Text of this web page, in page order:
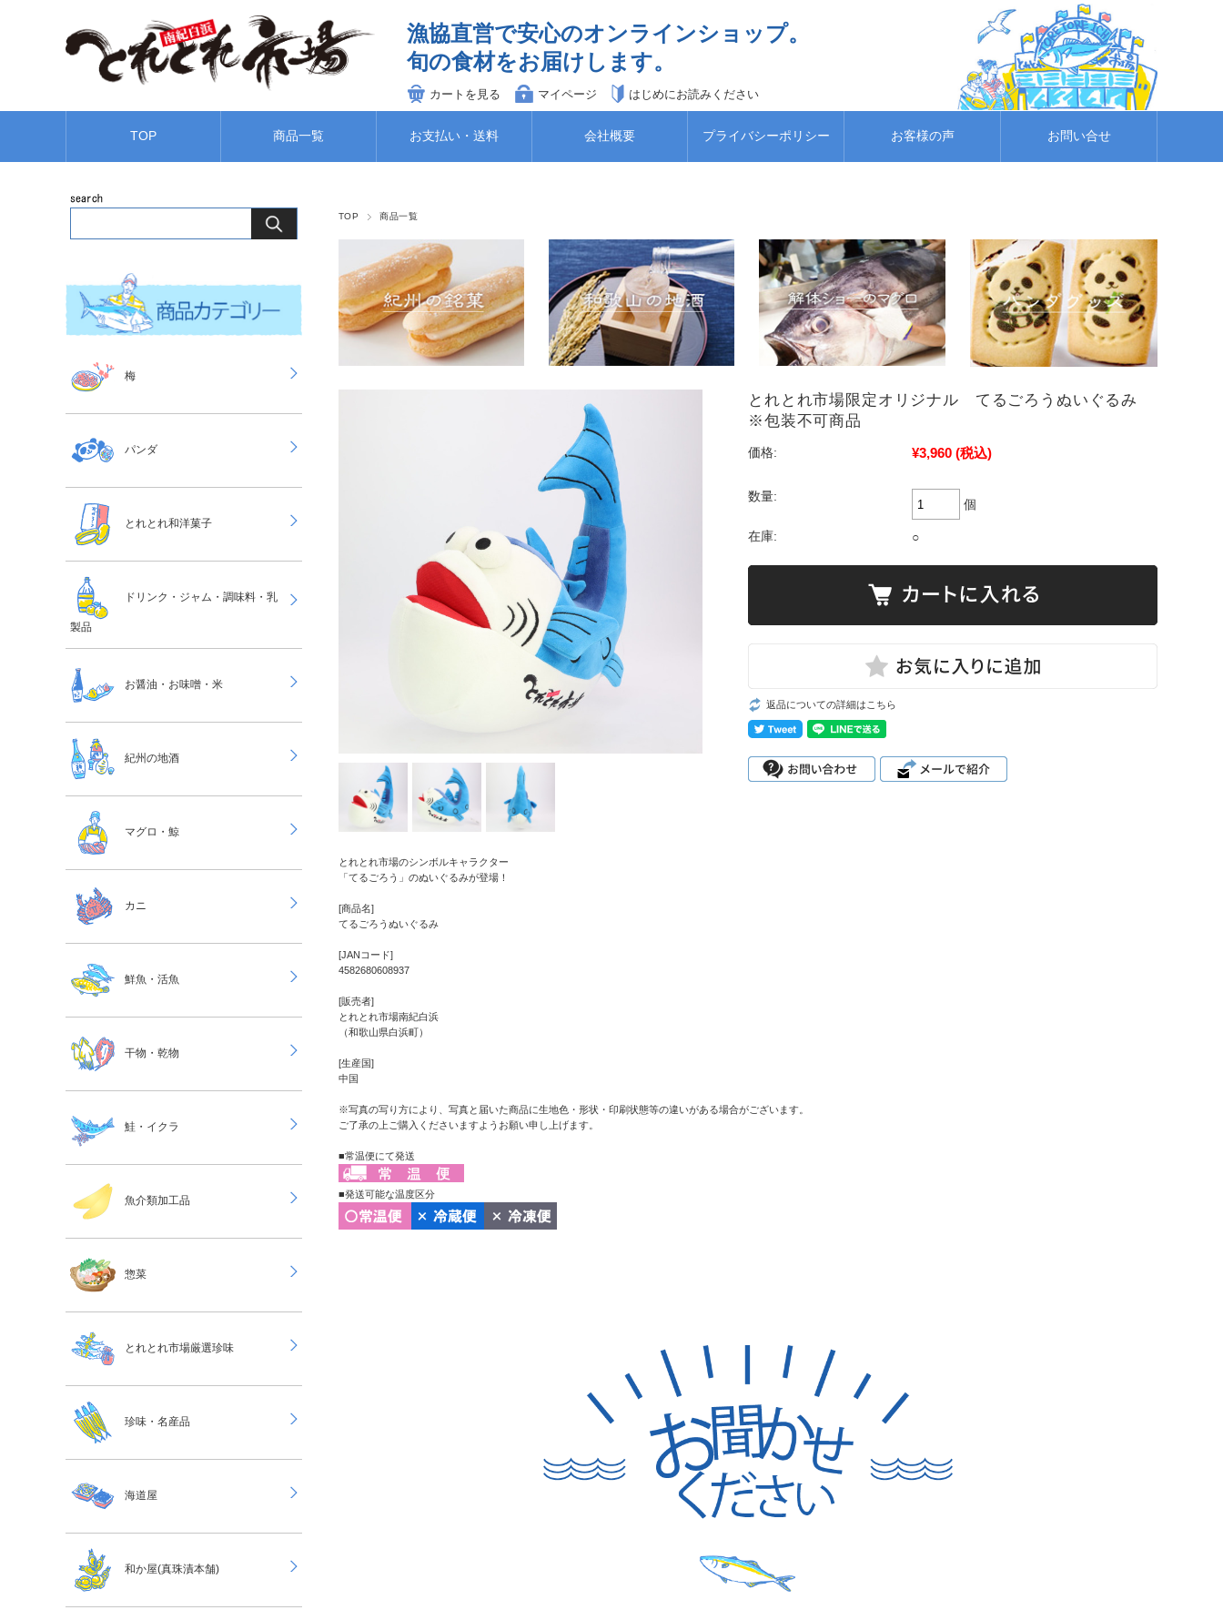
漁協直営で安心のオンラインショップ。
旬の食材をお届けします。
カートを見る マイページ はじめにお読みください
TOP 商品一覧 お支払い・送料 会社概要 プライバシーポリシー お客様の声 お問い合せ
TOP 商品一覧
とれとれ市場限定オリジナル てるごろうぬいぐるみ
※包装不可商品
価格: ¥3,960 (税込)
数量:
個
在庫: ○
返品についての詳細はこちら
とれとれ市場のシンボルキャラクター
「てるごろう」のぬいぐるみが登場！
[商品名]
てるごろうぬいぐるみ
[JANコード]
4582680608937
[販売者]
とれとれ市場南紀白浜
（和歌山県白浜町）
[生産国]
中国
※写真の写り方により、写真と届いた商品に生地色・形状・印刷状態等の違いがある場合がございます。
ご了承の上ご購入くださいますようお願い申し上げます。
■常温便にて発送
■発送可能な温度区分
梅
パンダ
とれとれ和洋菓子
ドリンク・ジャム・調味料・乳
製品
お醤油・お味噌・米
紀州の地酒
マグロ・鯨
カニ
鮮魚・活魚
干物・乾物
鮭・イクラ
魚介類加工品
惣菜
とれとれ市場厳選珍味
珍味・名産品
海道屋
和か屋(真珠漬本舗)